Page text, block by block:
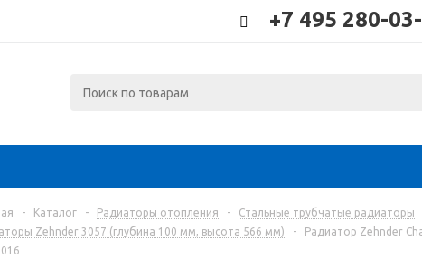
+7 495 280-
- Каталог - Радиаторы отопления - Стальные трубчатые радиаторы
Zehnder 3057 (глубина 100 мм, высота 566 мм)
-
Радиатор Zehnder